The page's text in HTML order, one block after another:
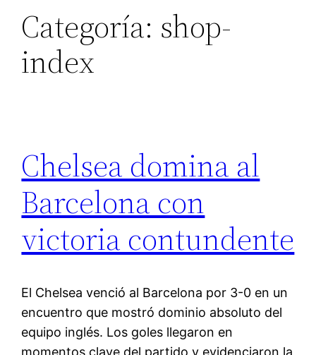
Categoría: shop-
index
Chelsea domina al
Barcelona con
victoria contundente
El Chelsea venció al Barcelona por 3-0 en un
encuentro que mostró dominio absoluto del
equipo inglés. Los goles llegaron en
momentos clave del partido y evidenciaron la